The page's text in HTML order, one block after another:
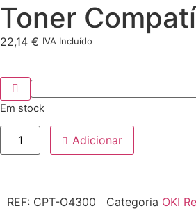
Toner
22,14 € IVA Incluído
Em stock
Adicionar
REF: CPT-O4300 Categoria OKI